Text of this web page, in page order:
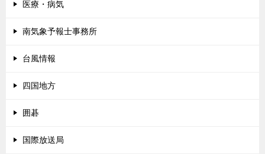
医療・病気
南気象予報士事務所
台風情報
四国地方
囲碁
国際放送局